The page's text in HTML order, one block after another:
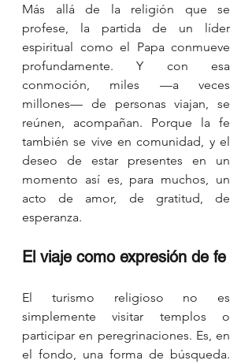
Más allá de la religión que se
profese, la partida de un líder
espiritual como el Papa conmueve
profundamente. Y con esa
conmoción, miles —a veces
millones— de personas viajan, se
reúnen, acompañan. Porque la fe
también se vive en comunidad, y el
deseo de estar presentes en un
momento así es, para muchos, un
acto de amor, de gratitud, de
esperanza.
El viaje como expresión de fe
El turismo religioso no es
simplemente visitar templos o
participar en peregrinaciones. Es, en
el fondo, una forma de búsqueda.